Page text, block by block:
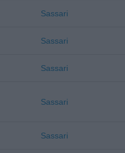
Sassari
Sassari
Sassari
Sassari
Sassari